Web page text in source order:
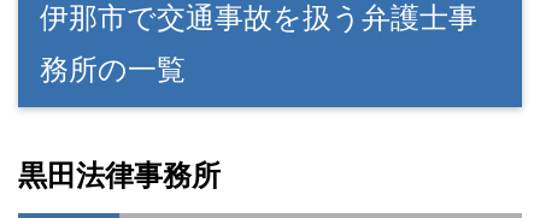
伊那市で交通事故を扱う弁護士事
務所の一覧
黒田法律事務所